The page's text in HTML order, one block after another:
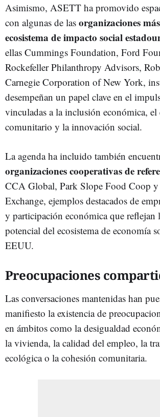
Asimismo, ASETT ha promovido
con algunas de las organizaciones
ecosistema de impacto social
ellas Cummings Foundation, Ford
Rockefeller Philanthropy Advisors,
Carnegie Corporation of New York,
desempeñan un papel clave en el
vinculadas a la inclusión económica, el
comunitario y la innovación social.
La agenda ha incluido también
organizaciones cooperativas de
CCA Global, Park Slope Food Coop
Exchange, ejemplos destacados de
y participación económica que reflejan
potencial del ecosistema de economía
EEUU.
Preocupaciones
Las conversaciones mantenidas han
manifiesto la existencia de
en ámbitos como la desigualdad
la vivienda, la calidad del empleo, la
ecológica o la cohesión comunitaria.